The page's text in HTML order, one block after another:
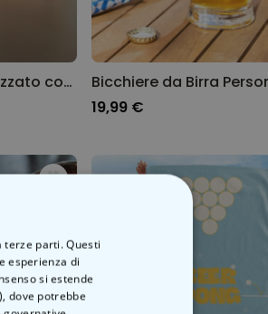
Apribottiglie Personalizzato con Testo
19,99 €
terze parti. Questi
esperienza di
si estende
dove potrebbe